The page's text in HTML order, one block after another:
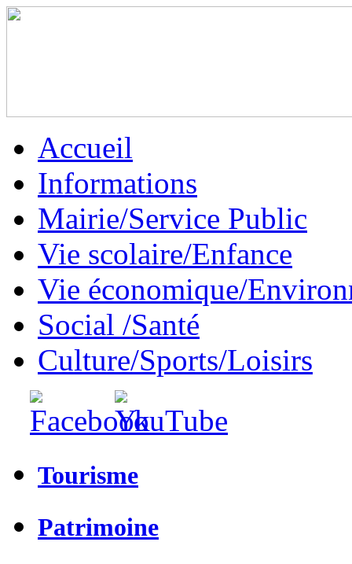
Accueil
Informations
Mairie/Service Public
Vie scolaire/Enfance
Vie économique/
Social /Santé
Culture/Sports/Loisirs
Tourisme
Patrimoine